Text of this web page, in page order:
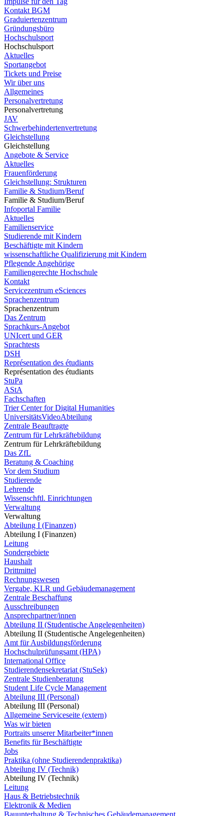
Kontakt BGM
Graduiertenzentrum
Gründungsbüro
Hochschulsport
Hochschulsport
Aktuelles
Sportangebot
Tickets und Preise
Wir über uns
Allgemeines
Personalvertretung
Personalvertretung
JAV
Schwerbehindertenvertretung
Gleichstellung
Gleichstellung
Angebote & Service
Aktuelles
Frauenförderung
Gleichstellung: Strukturen
Familie & Studium/Beruf
Familie & Studium/Beruf
Infoportal Familie
Aktuelles
Familienservice
Studierende mit Kindern
Beschäftigte mit Kindern
wissenschaftliche Qualifizierung mit Kindern
Pflegende Angehörige
Familiengerechte Hochschule
Kontakt
Servicezentrum eSciences
Sprachenzentrum
Sprachenzentrum
Das Zentrum
Sprachkurs-Angebot
UNIcert und GER
Sprachtests
DSH
Représentation des étudiants
Représentation des étudiants
StuPa
AStA
Fachschaften
Trier Center for Digital Humanities
UniversitätsVideoAbteilung
Zentrale Beauftragte
Zentrum für Lehrkräftebildung
Zentrum für Lehrkräftebildung
Das ZfL
Beratung & Coaching
Vor dem Studium
Studierende
Lehrende
Wissenschftl. Einrichtungen
Verwaltung
Verwaltung
Abteilung I (Finanzen)
Abteilung I (Finanzen)
Leitung
Sondergebiete
Haushalt
Drittmittel
Rechnungswesen
Vergabe, KLR und Gebäudemanagement
Zentrale Beschaffung
Ausschreibungen
Ansprechpartner/innen
Abteilung II (Studentische Angelegenheiten)
Abteilung II (Studentische Angelegenheiten)
Amt für Ausbildungsförderung
Hochschulprüfungsamt (HPA)
International Office
Studierendensekretariat (StuSek)
Zentrale Studienberatung
Student Life Cycle Management
Abteilung III (Personal)
Abteilung III (Personal)
Allgemeine Serviceseite (extern)
Was wir bieten
Portraits unserer Mitarbeiter*innen
Benefits für Beschäftigte
Jobs
Praktika (ohne Studierendenpraktika)
Abteilung IV (Technik)
Abteilung IV (Technik)
Leitung
Haus & Betriebstechnik
Elektronik & Medien
Bauunterhaltung & Technisches Gebäudemanagement